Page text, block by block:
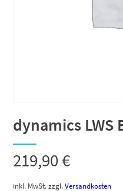
dynamics LWS
219,90€
inkl. MwSt. zzgl.Versandkosten